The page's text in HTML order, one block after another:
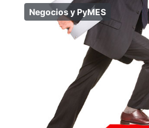
Negocios y PyMES